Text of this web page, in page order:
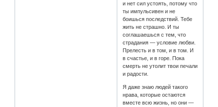
и нет сил устоять, потому что
ты импульсивен и не
боишься последствий. Тебе
жить не страшно. И ты
соглашаешься с тем, что
страдания — условие любви.
Прелесть и в том, и в том. И
в счастье, и в горе. Пока
смерть не утолит твои печали
и радости.
Я даже знаю людей такого
нрава, которые остаются
вместе всю жизнь, но они —